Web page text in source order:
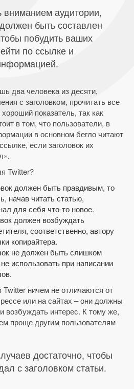
вниманием аудитории,
быть составлен
побудить ваших
по ссылке и
два человека из десяти,
с заголовком, прочитать все
показатель, так как
в том, что пользователи, в
в основном бегло читают
если заголовок их
Twitter?
должен быть правдивым, то
начав читать статью,
для себя что-то новое.
должен возбуждать
соответственно, автору
копирайтера.
не должен быть слишком
использовать при написании
Twitter ничем не отличаются от
или на сайтах – они должны
возбуждать интерес. К тому же,
проще другим пользователям
достаточно, чтобы
с заголовком статьи.